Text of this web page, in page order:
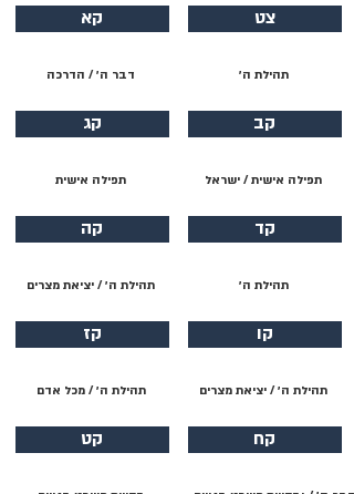
צט
תהילת ה׳
קב
תפילה אישית / ישראל
קד
תהילת ה׳
קו
תהילת ה׳ / יציאת מצרים
קח
קא
דבר ה׳ / הדרכה
קג
תפילה אישית
קה
תהילת ה׳ / יציאת מצרים
קז
תהילת ה׳ / מכל אדם
קט